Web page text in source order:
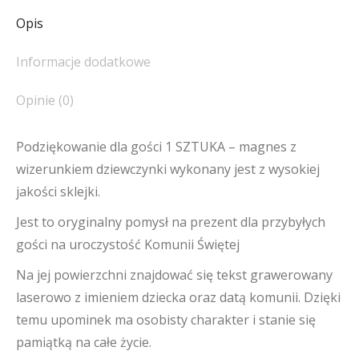
Opis
Informacje dodatkowe
Opinie (0)
Podziękowanie dla gości 1 SZTUKA – magnes z
wizerunkiem dziewczynki wykonany jest z wysokiej
jakości sklejki.
Jest to oryginalny pomysł na prezent dla przybyłych
gości na uroczystość Komunii Świętej
Na jej powierzchni znajdować się tekst grawerowany
laserowo z imieniem dziecka oraz datą komunii. Dzięki
temu upominek ma osobisty charakter i stanie się
pamiątką na całe życie.